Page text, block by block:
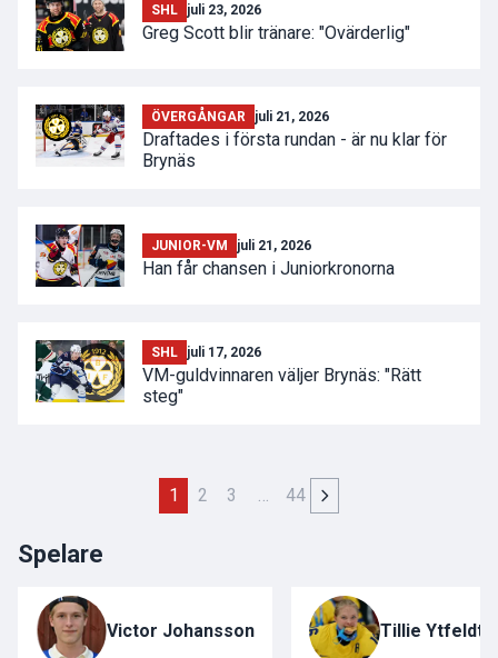
SHL juli 23, 2026
Greg Scott blir tränare: "Ovärderlig"
ÖVERGÅNGAR juli 21, 2026
Draftades i första rundan - är nu klar för
Brynäs
JUNIOR-VM juli 21, 2026
Han får chansen i Juniorkronorna
SHL juli 17, 2026
VM-guldvinnaren väljer Brynäs: "Rätt
steg"
1 2 3 … 44
Spelare
Victor Johansson Tillie Ytfeldt